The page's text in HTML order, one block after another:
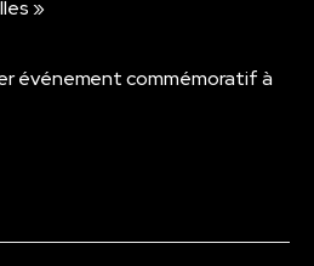
»
événement commémoratif à